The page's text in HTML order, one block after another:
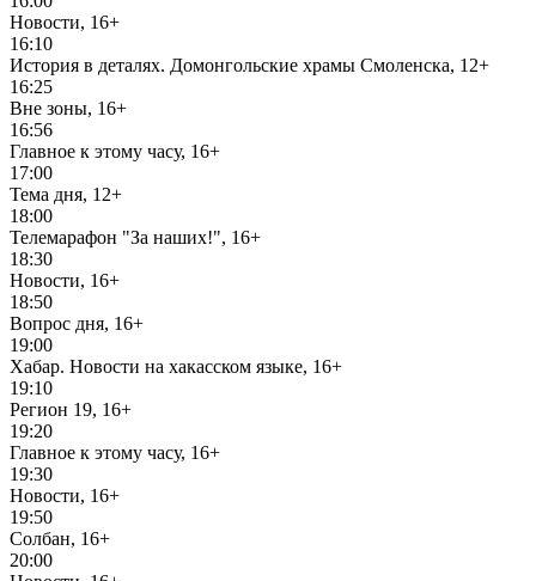
Новости, 16+
16:10
История в деталях. Домонгольские храмы Смоленска, 12+
16:25
Вне зоны, 16+
16:56
Главное к этому часу, 16+
17:00
Тема дня, 12+
18:00
Телемарафон "За наших!", 16+
18:30
Новости, 16+
18:50
Вопрос дня, 16+
19:00
Хабар. Новости на хакасском языке, 16+
19:10
Регион 19, 16+
19:20
Главное к этому часу, 16+
19:30
Новости, 16+
19:50
Солбан, 16+
20:00